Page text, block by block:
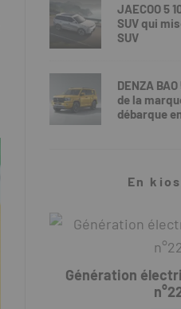
JAECOO 5
SUV qui
SUV
DENZA
de la
débarque
En
Génération